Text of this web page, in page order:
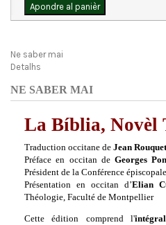
Apondre al panièr
Ne saber mai
Detalhs
NE SABER MAI
La Bíblia, Novèl
Traduction occitane de Jean
Préface en occitan de Georges
Président de la Conférence
Présentation en occitan d’Elian
Théologie, Faculté de Montpellier
Cette édition comprend l'